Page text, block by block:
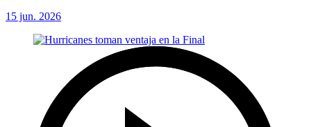
15 jun. 2026